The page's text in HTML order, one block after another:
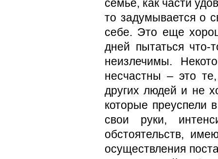
семье, как части
то задумывается о
себе. Это еще
дней пытаться
неизлечимы.
несчастны – это
других людей и не
которые преуспели
свои руки,
обстоятельств,
осуществления